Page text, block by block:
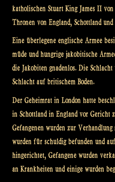
katholischen Stuart King James II
Thronen von England, Schottland
Eine überlegene englische Armee
müde und hungrige jakobitische
die Jakobiten gnadenlos. Die
Schlacht auf britischem Boden.
Der Geheimrat in London hatte
in Schottland in England vor Gericht
Gefangenen wurden zur
wurden für schuldig befunden und
hingerichtet, Gefangene wurden
an Krankheiten und einige wurden